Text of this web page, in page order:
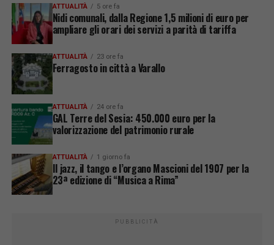
ATTUALITÀ 5 ore fa
Nidi comunali, dalla Regione 1,5 milioni di euro per
ampliare gli orari dei servizi a parità di tariffa
ATTUALITÀ 23 ore fa
Ferragosto in città a Varallo
ATTUALITÀ 24 ore fa
GAL Terre del Sesia: 450.000 euro per la
valorizzazione del patrimonio rurale
ATTUALITÀ 1 giorno fa
Il jazz, il tango e l’organo Mascioni del 1907 per la
23ª edizione di “Musica a Rima”
PUBBLICITÀ